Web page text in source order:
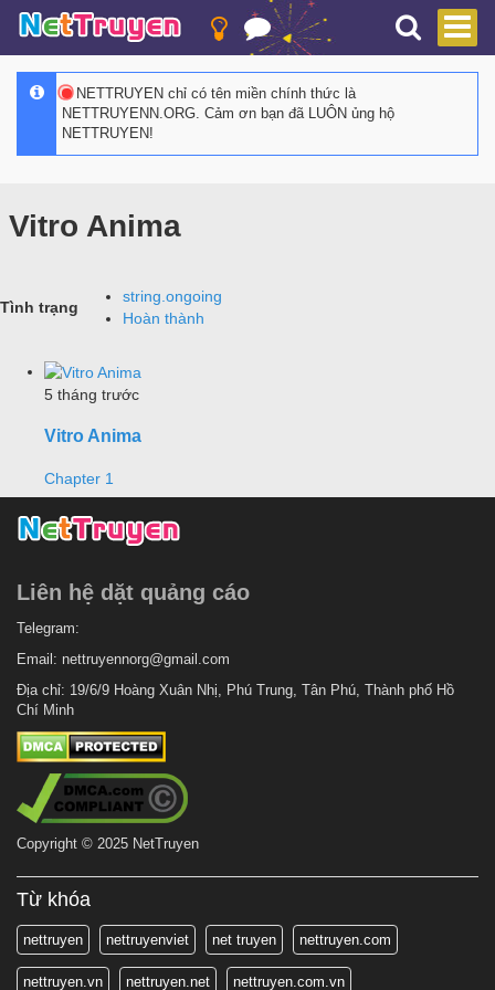
NETTRUYEN chỉ có tên miền chính thức là
NETTRUYENN.ORG. Cảm ơn bạn đã LUÔN ủng hộ
NETTRUYEN!
Vitro Anima
Tình trạng
string.ongoing
Hoàn thành
5 tháng trước
Vitro Anima
Chapter 1
Liên hệ dặt quảng cáo
Telegram:
Email: nettruyennorg@gmail.com
Địa chỉ: 19/6/9 Hoàng Xuân Nhị, Phú Trung, Tân Phú, Thành phố Hồ
Chí Minh
Copyright © 2025 NetTruyen
Từ khóa
nettruyen nettruyenviet net truyen nettruyen.com
nettruyen.vn nettruyen.net nettruyen.com.vn